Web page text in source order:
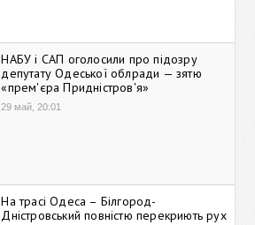
НАБУ і САП оголосили про підозру
депутату Одеської облради — зятю
«прем'єра Придністров'я»
29 май, 20:01
На трасі Одеса – Білгород-
Дністровський повністю перекриють рух